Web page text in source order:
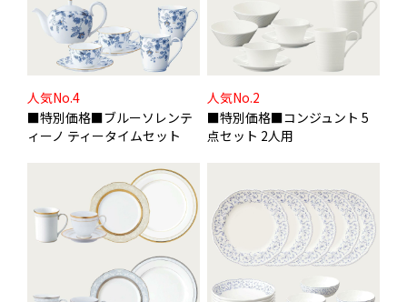
人気No.4
■特別価格■ブルーソレンテ
ィーノ ティータイムセット
人気No.2
■特別価格■コンジュント 5
点セット 2人用